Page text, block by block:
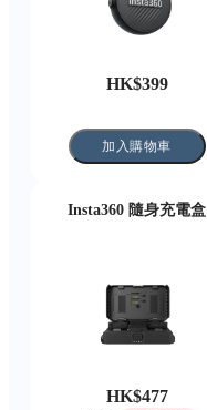
HK$399
加入購物車
Insta360 隨身充電盒
HK$477